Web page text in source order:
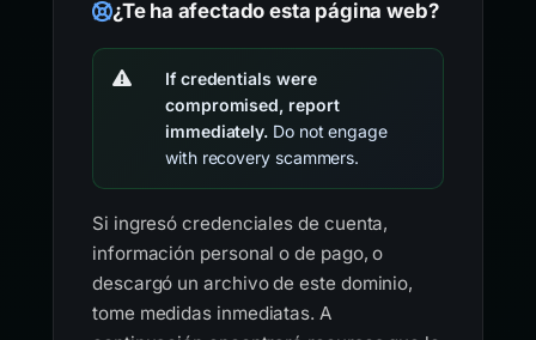
¿Te ha afectado esta página web?
If credentials were
compromised, report
immediately. Do not engage
with recovery scammers.
Si ingresó credenciales de cuenta,
información personal o de pago, o
descargó un archivo de este dominio,
tome medidas inmediatas. A